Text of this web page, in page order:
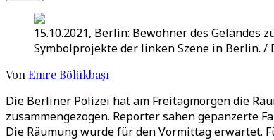
15.10.2021, Berlin: Bewohner des Geländes
Symbolprojekte der linken Szene in Berlin. /
Von Emre Bölükbaşı
Die Berliner Polizei hat am Freitagmorgen die
zusammengezogen. Reporter sahen gepanzerte
Die Räumung wurde für den Vormittag erwartet.